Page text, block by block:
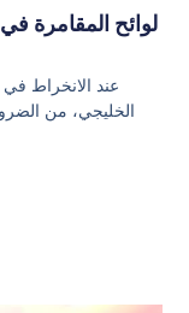
لوائح المقامرة
عند الانخراط
الخليجي، من